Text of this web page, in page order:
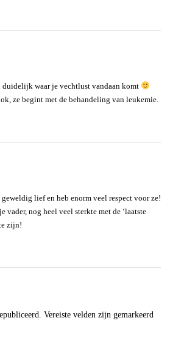
duidelijk waar je vechtlust vandaan komt
ze begint met de behandeling van leukemie.
lief en heb enorm veel respect voor ze!
vader, nog heel veel sterkte met de ‘laatste
zijn!
Vereiste velden zijn gemarkeerd